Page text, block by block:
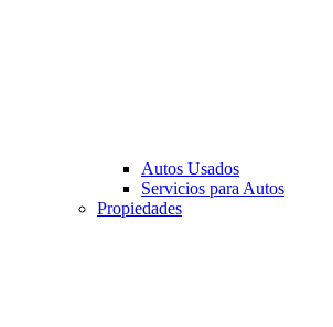
Autos Usados
Servicios para Autos
Propiedades